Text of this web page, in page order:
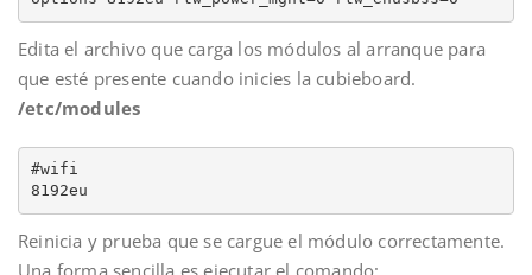
Edita el archivo que carga los módulos al arranque para
que esté presente cuando inicies la cubieboard.
/etc/modules
#wifi
8192eu
Reinicia y prueba que se cargue el módulo correctamente.
Una forma sencilla es ejecutar el comando: